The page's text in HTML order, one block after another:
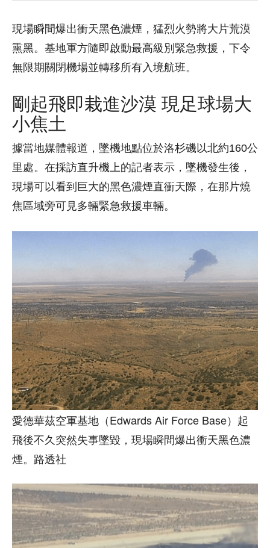
現場瞬間爆出衝天黑色濃煙，猛烈火勢將大片荒漠
熏黑。基地軍方隨即啟動最高級別緊急救援，下令
無限期關閉機場並轉移所有入境航班。
剛起飛即栽進沙漠 現足球場大
小焦土
據當地媒體報道，墜機地點位於洛杉磯以北約160公
里處。在採訪直升機上的記者表示，墜機發生後，
現場可以看到巨大的黑色濃煙直衝天際，在那片燒
焦區域旁可見多輛緊急救援車輛。
愛德華茲空軍基地（Edwards Air Force Base）起
飛後不久突然失事墜毀，現場瞬間爆出衝天黑色濃
煙。路透社